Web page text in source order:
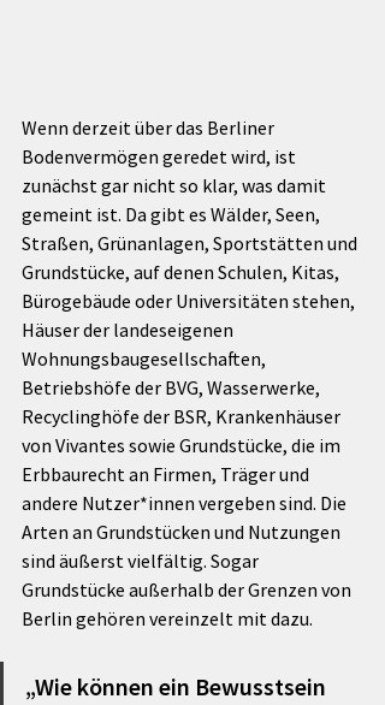
Wenn derzeit über das Berliner
Bodenvermögen geredet wird, ist
zunächst gar nicht so klar, was damit
gemeint ist. Da gibt es Wälder, Seen,
Straßen, Grünanlagen, Sportstätten und
Grundstücke, auf denen Schulen, Kitas,
Bürogebäude oder Universitäten stehen,
Häuser der landeseigenen
Wohnungsbaugesellschaften,
Betriebshöfe der BVG, Wasserwerke,
Recyclinghöfe der BSR, Krankenhäuser
von Vivantes sowie Grundstücke, die im
Erbbaurecht an Firmen, Träger und
andere Nutzer*innen vergeben sind. Die
Arten an Grundstücken und Nutzungen
sind äußerst vielfältig. Sogar
Grundstücke außerhalb der Grenzen von
Berlin gehören vereinzelt mit dazu.
„Wie können ein Bewusstsein